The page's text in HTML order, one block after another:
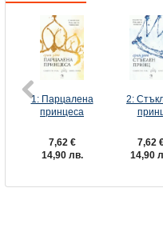
1: Парцалена
принцеса
7,62 €
14,90 лв.
2:
7,62
14,90